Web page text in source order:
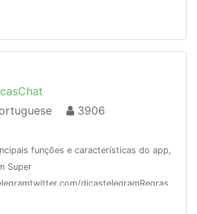
e cia.
3906
funções e características do app,
Super
dicastelegramRegras
Regras-DicasChat-10-